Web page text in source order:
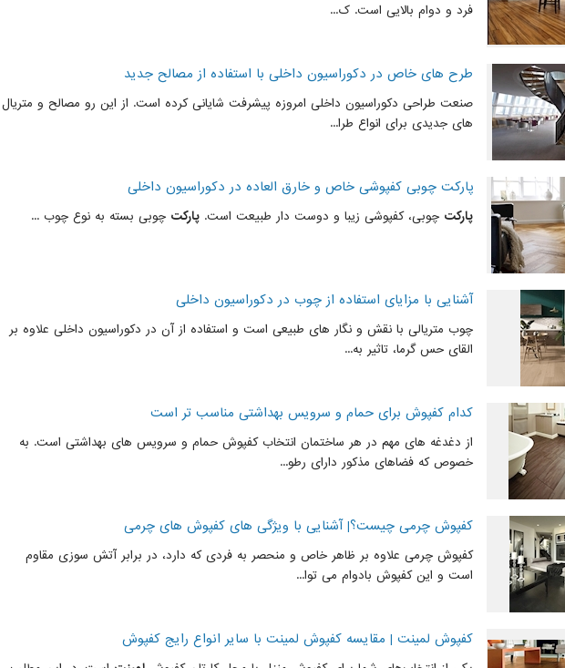
فرد و دوام بالایی است. ک...
طرح های خاص در دکوراسیون داخلی با استفاده از مصالح جدید
صنعت طراحی دکوراسیون داخلی امروزه پیشرفت شایانی کرده است. از این رو مصالح و متریال
های جدیدی برای انواع طرا...
پارکت چوبی کفپوشی خاص و خارق العاده در دکوراسیون داخلی
پارکت چوبی، کفپوشی زیبا و دوست دار طبیعت است. پارکت چوبی بسته به نوع چوب ...
آشنایی با مزایای استفاده از چوب در دکوراسیون داخلی
چوب متریالی با نقش و نگار های طبیعی است و استفاده از آن در دکوراسیون داخلی علاوه بر
القای حس گرما، تاثیر به...
کدام کفپوش برای حمام و سرویس بهداشتی مناسب تر است
از دغدغه های مهم در هر ساختمان انتخاب کفپوش حمام و سرویس های بهداشتی است. به
خصوص که فضاهای مذکور دارای رطو...
کفپوش چرمی چیست؟| آشنایی با ویژگی های کفپوش های چرمی
کفپوش چرمی علاوه بر ظاهر خاص و منحصر به فردی که دارد، در برابر آتش سوزی مقاوم
است و این کفپوش بادوام می توا...
کفپوش لمینت | مقایسه کفپوش لمینت با سایر انواع رایج کفپوش